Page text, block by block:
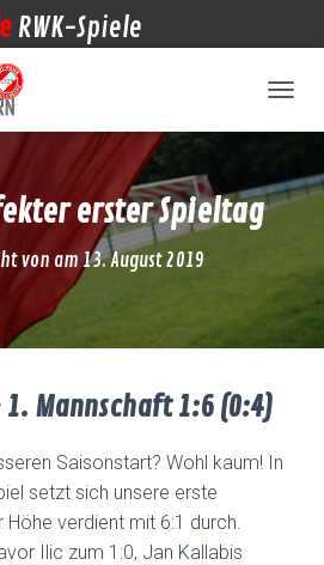
RWK-Spiele
erster Spieltag
von am13. August 2019
Mannschaft 1:6 (0:4)
Saisonstart? Wohl kaum! In
setzt sich unsere erste
Höhe verdient mit 6:1 durch.
Ilic zum 1:0, Jan Kallabis